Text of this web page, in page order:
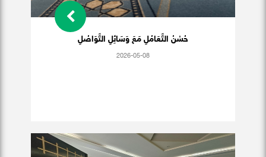
حُسْنُ التَّعَامُلِ مَعَ وَسَائِلِ التَّوَاصُلِ
2026-05-08